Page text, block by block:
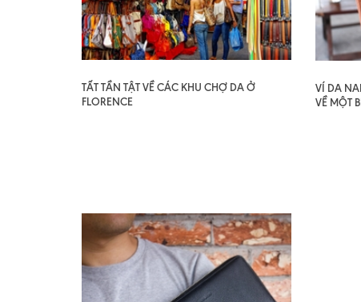
TẤT TẦN TẬT VỀ CÁC KHU CHỢ DA Ở
FLORENCE
VÍ DA
VỀ MỘT